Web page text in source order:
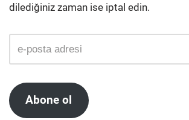
dilediğiniz zaman ise iptal edin.
Abone ol